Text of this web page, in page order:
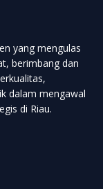
yang mengulas
berimbang dan
dalam mengawal
di Riau.